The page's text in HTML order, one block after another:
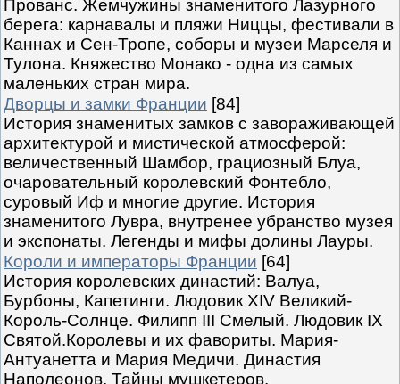
Прованс. Жемчужины знаменитого Лазурного
берега: карнавалы и пляжи Ниццы, фестивали в
Каннах и Сен-Тропе, соборы и музеи Марселя и
Тулона. Княжество Монако - одна из самых
маленьких стран мира.
Дворцы и замки Франции [84]
История знаменитых замков с завораживающей
архитектурой и мистической атмосферой:
величественный Шамбор, грациозный Блуа,
очаровательный королевский Фонтебло,
суровый Иф и многие другие. История
знаменитого Лувра, внутренее убранство музея
и экспонаты. Легенды и мифы долины Лауры.
Короли и императоры Франции [64]
История королевских династий: Валуа,
Бурбоны, Капетинги. Людовик XIV Великий-
Король-Солнце. Филипп III Смелый. Людовик IX
Святой.Королевы и их фавориты. Мария-
Антуанетта и Мария Медичи. Династия
Наполеонов. Тайны мушкетеров.